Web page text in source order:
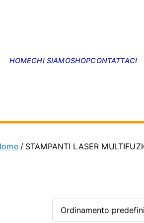
HOMECHI SIAMOSHOPCONTATTACI
STAMPANTI LASER